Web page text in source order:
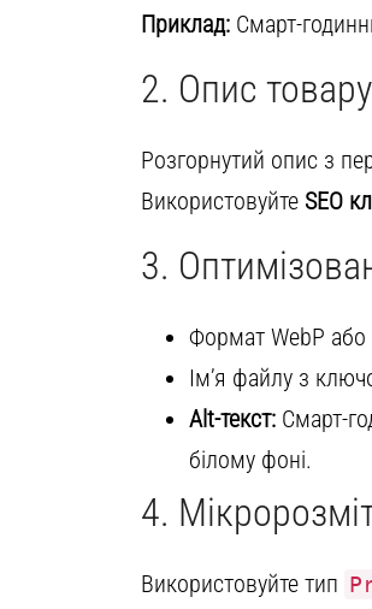
Приклад: Смарт-
2. Опис
Розгорнутий опис з
Використовуйте SEO
3.
Формат WebP або
Ім’я файлу з
Alt-текст: Смарт-
білому фоні.
4.
Використовуйте тип